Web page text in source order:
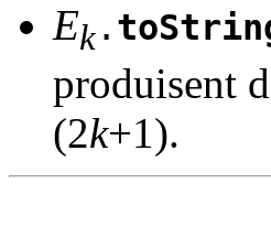
Ek.
produisent
(2k+1).